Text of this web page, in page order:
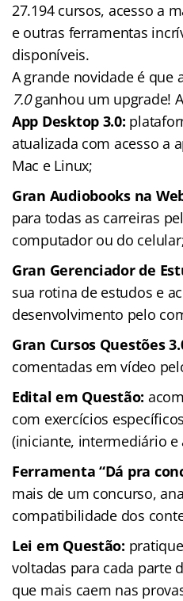
27.194 cursos, acesso a
e outras ferramentas
disponíveis.
A grande novidade é que
7.0ganhou um upgrade!
App Desktop 3.0:
atualizada com acesso a
Mac e Linux;
Gran Audiobooks na
para todas as carreiras
computador ou do
Gran Gerenciador de
sua rotina de estudos e
desenvolvimento pelo
Gran Cursos Questões
comentadas em vídeo
Edital em Questão:
com exercícios
(iniciante, intermediário e
Ferramenta “Dá pra
mais de um concurso,
compatibilidade dos
Lei em Questão:
voltadas para cada parte
que mais caem nas